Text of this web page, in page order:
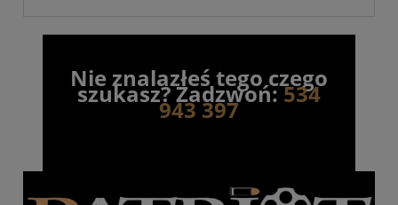
Nie znalazłeś tego czego
szukasz? Zadzwoń:534
943 397